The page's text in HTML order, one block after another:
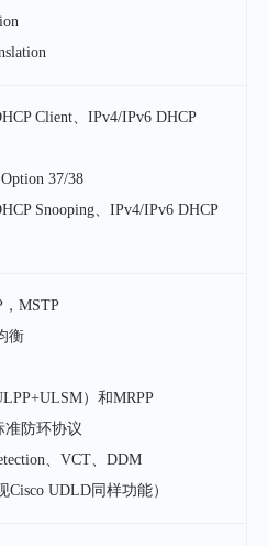
Client、IPv4/IPv6 DHCP
37/38
Snooping、IPv4/IPv6 DHCP
，MSTP
衡
）和MRPP
准防环协议
、VCT、DDM
Cisco UDLD同样功能）